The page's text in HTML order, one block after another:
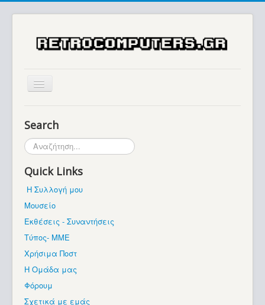
Μουσείο
Βρίσκεστε εδώ:
Search
Αναζήτηση...
Quick Links
Η Συλλογή μου
Μουσείο
Εκθέσεις - Συναντήσεις
Τύπος- ΜΜΕ
Χρήσιμα Ποστ
Η Ομάδα μας
Φόρουμ
Σχετικά με εμάς